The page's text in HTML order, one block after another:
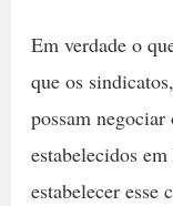
Em verdade o
que os
possam
estabelecidos
estabelecer